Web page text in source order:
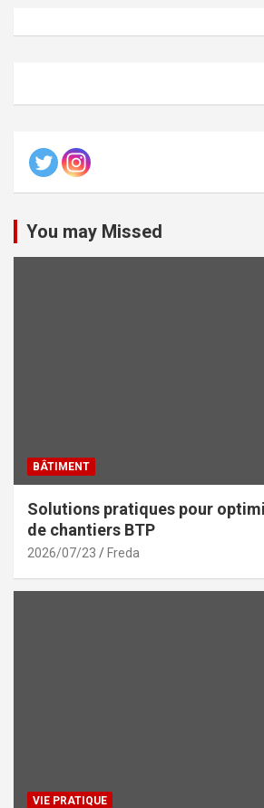
You may Missed
BÂTIMENT
Solutions pratiques pour
de chantiers BTP
2026/07/23 Freda
VIE PRATIQUE